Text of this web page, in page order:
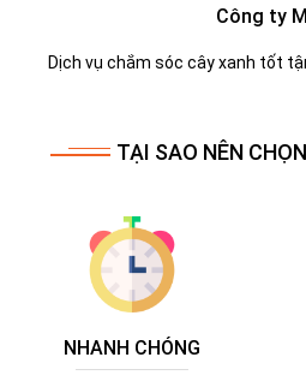
Công ty
Dịch vụ chắm sóc cây xanh tốt
TẠI SAO NÊN
NHANH CHÓNG